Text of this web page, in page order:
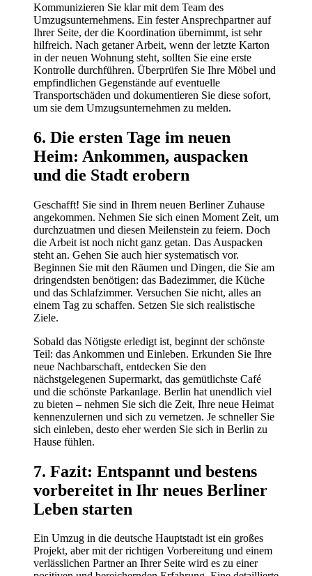
Kommunizieren Sie klar mit dem Team des
Umzugsunternehmens. Ein fester Ansprechpartner auf
Ihrer Seite, der die Koordination übernimmt, ist sehr
hilfreich. Nach getaner Arbeit, wenn der letzte Karton
in der neuen Wohnung steht, sollten Sie eine erste
Kontrolle durchführen. Überprüfen Sie Ihre Möbel und
empfindlichen Gegenstände auf eventuelle
Transportschäden und dokumentieren Sie diese sofort,
um sie dem Umzugsunternehmen zu melden.
6. Die ersten Tage im neuen
Heim: Ankommen, auspacken
und die Stadt erobern
Geschafft! Sie sind in Ihrem neuen Berliner Zuhause
angekommen. Nehmen Sie sich einen Moment Zeit, um
durchzuatmen und diesen Meilenstein zu feiern. Doch
die Arbeit ist noch nicht ganz getan. Das Auspacken
steht an. Gehen Sie auch hier systematisch vor.
Beginnen Sie mit den Räumen und Dingen, die Sie am
dringendsten benötigen: das Badezimmer, die Küche
und das Schlafzimmer. Versuchen Sie nicht, alles an
einem Tag zu schaffen. Setzen Sie sich realistische
Ziele.
Sobald das Nötigste erledigt ist, beginnt der schönste
Teil: das Ankommen und Einleben. Erkunden Sie Ihre
neue Nachbarschaft, entdecken Sie den
nächstgelegenen Supermarkt, das gemütlichste Café
und die schönste Parkanlage. Berlin hat unendlich viel
zu bieten – nehmen Sie sich die Zeit, Ihre neue Heimat
kennenzulernen und sich zu vernetzen. Je schneller Sie
sich einleben, desto eher werden Sie sich in Berlin zu
Hause fühlen.
7. Fazit: Entspannt und bestens
vorbereitet in Ihr neues Berliner
Leben starten
Ein Umzug in die deutsche Hauptstadt ist ein großes
Projekt, aber mit der richtigen Vorbereitung und einem
verlässlichen Partner an Ihrer Seite wird es zu einer